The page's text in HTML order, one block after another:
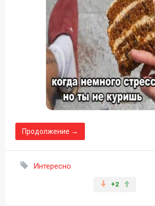
Продолжение →
Интересно
+2